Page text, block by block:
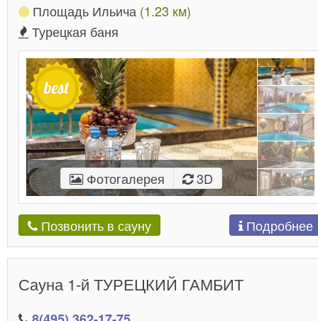
Площадь Ильича (1.23 км)
Турецкая баня
Фотогалерея 3D
Позвонить в сауну Подробнее
Сауна 1-й ТУРЕЦКИЙ ГАМБИТ